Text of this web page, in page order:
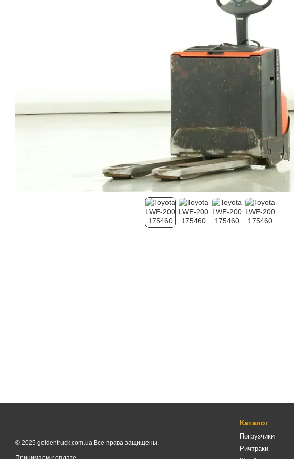
© 2025 goldentruck.com.ua Все права защищены.
Каталог
Погрузчики
Ричтраки